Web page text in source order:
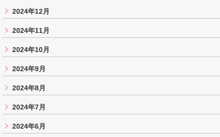
2024年12月
2024年11月
2024年10月
2024年9月
2024年8月
2024年7月
2024年6月